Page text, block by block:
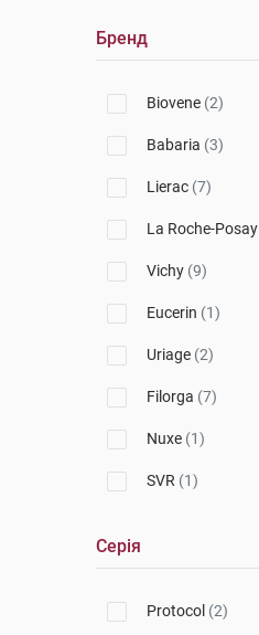
Бренд
Biovene (2)
Babaria (3)
Lierac (7)
La Roche-Posay
Vichy (9)
Eucerin (1)
Uriage (2)
Filorga (7)
Nuxe (1)
SVR (1)
Серія
Protocol (2)